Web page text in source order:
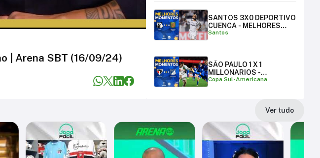
| Arena SBT (16/09/24)
SANTOS 3X0 DEPORTIVO
CUENCA - MELHORES
MOMENTOS
Santos
SÃO PAULO 1 X 1
MILLONARIOS -
MELHORES MOMENTOS |
Copa Sul-Americana
Ver tudo